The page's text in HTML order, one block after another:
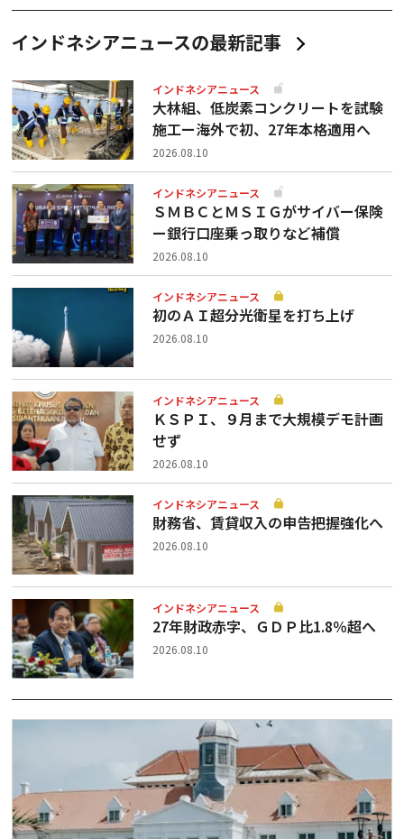
インドネシアニュースの最新記事
インドネシアニュース
大林組、低炭素コンクリートを試験
施工ー海外で初、27年本格適用へ
2026.08.10
インドネシアニュース
ＳＭＢＣとＭＳＩＧがサイバー保険
ー銀行口座乗っ取りなど補償
2026.08.10
インドネシアニュース
初のＡＩ超分光衛星を打ち上げ
2026.08.10
インドネシアニュース
ＫＳＰＩ、９月まで大規模デモ計画
せず
2026.08.10
インドネシアニュース
財務省、賃貸収入の申告把握強化へ
2026.08.10
インドネシアニュース
27年財政赤字、ＧＤＰ比1.8％超へ
2026.08.10